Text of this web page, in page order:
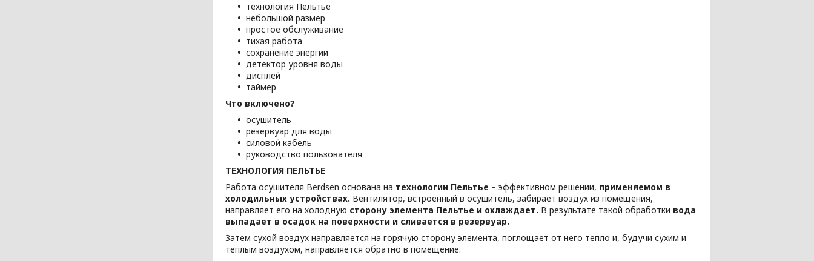
технология Пельтье
небольшой размер
простое обслуживание
тихая работа
сохранение энергии
детектор уровня воды
дисплей
таймер
Что включено?
осушитель
резервуар для воды
силовой кабель
руководство пользователя
ТЕХНОЛОГИЯ ПЕЛЬТЬЕ
Работа осушителя Berdsen основана на технологии Пельтье – эффективном решении, применяемом в
холодильных устройствах. Вентилятор, встроенный в осушитель, забирает воздух из помещения,
направляет его на холодную сторону элемента Пельтье и охлаждает. В результате такой обработки вода
выпадает в осадок на поверхности и сливается в резервуар.
Затем сухой воздух направляется на горячую сторону элемента, поглощает от него тепло и, будучи сухим и
теплым воздухом, направляется обратно в помещение.